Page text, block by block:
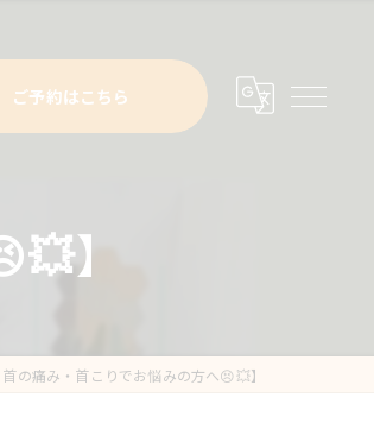
ご予約はこちら
】
首の痛み・首こりでお悩みの方へ😣💥】